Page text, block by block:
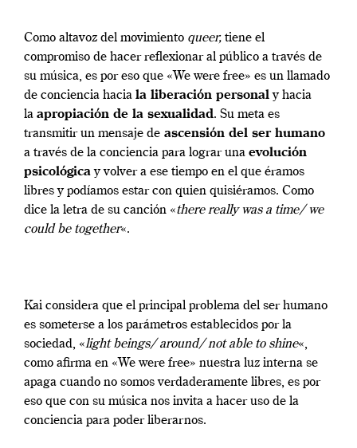
Como altavoz del movimiento queer, tiene el
compromiso de hacer reflexionar al público a través de
su música, es por eso que «We were free» es un llamado
de conciencia hacia la liberación personaly hacia
la apropiación de la sexualidad. Su meta es
transmitir un mensaje de ascensión del ser humano
a través de la conciencia para lograr una evolución
psicológicay volver a ese tiempo en el que éramos
libres y podíamos estar con quien quisiéramos. Como
dice la letra de su canción «there really was a time/ we
could be together«.
Kai considera que el principal problema del ser humano
es someterse a los parámetros establecidos por la
sociedad, «light beings/ around/ not able to shine«,
como afirma en «We were free» nuestra luz interna se
apaga cuando no somos verdaderamente libres, es por
eso que con su música nos invita a hacer uso de la
conciencia para poder liberarnos.